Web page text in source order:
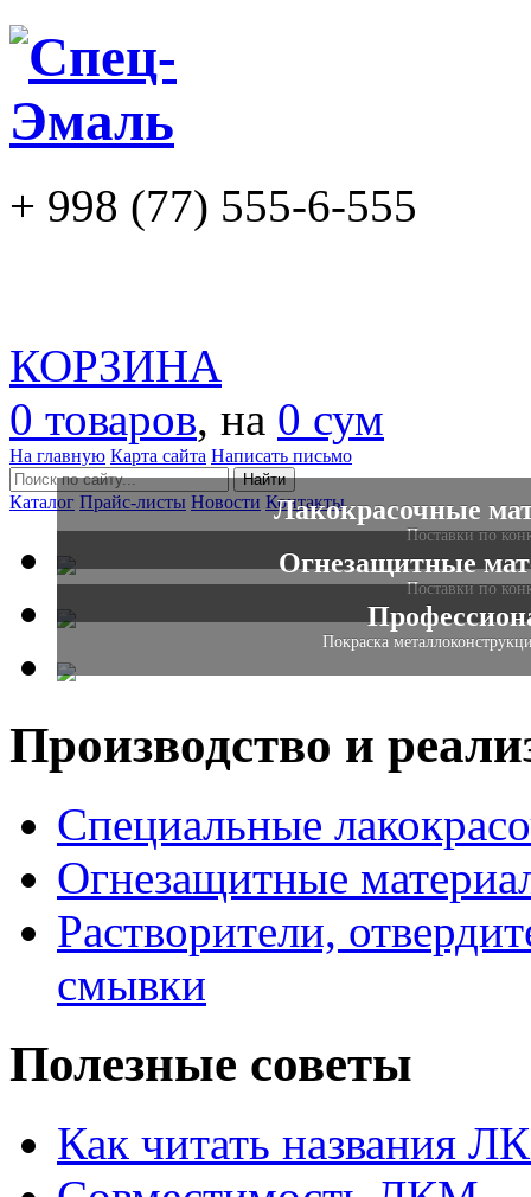
+ 998 (77) 555-6-555
КОРЗИНА
0 товаров, на 0 сум
На главную Карта сайта Написать письмо
Каталог Прайс-листы Новости Контакты
Лакокрасочные
Поставки по
Огнезащитные
Поставки по
Покраска
Производство и
Специальные
Огнезащитные
Растворители,
смывки
Полезные советы
Как читать названия